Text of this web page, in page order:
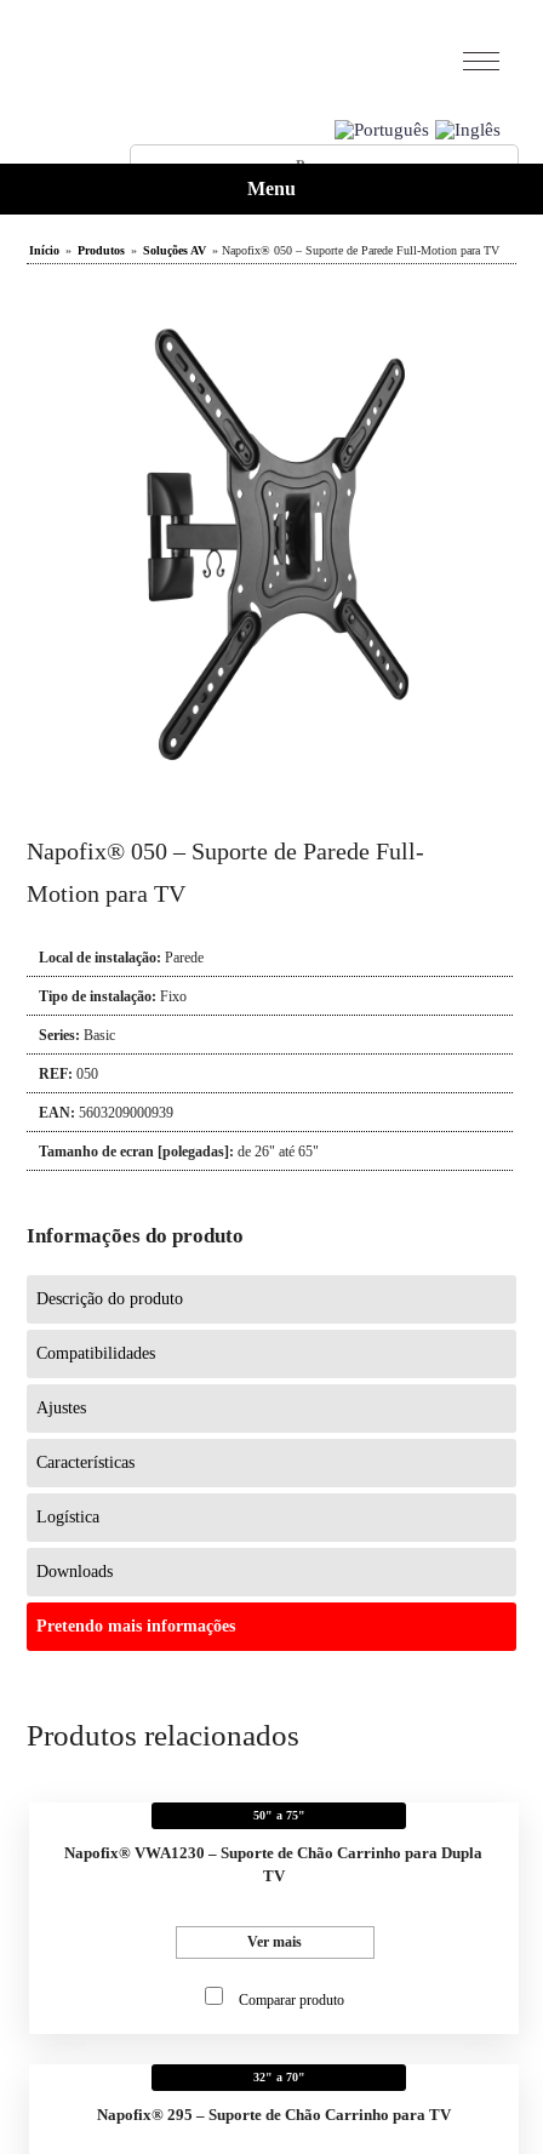
Menu
Início » Produtos » Soluções AV » Napofix® 050 – Suporte de Parede Full-Motion para TV
Napofix® 050 – Suporte de Parede Full-
Motion para TV
Local de instalação:Parede
Tipo de instalação:Fixo
Series:Basic
REF:050
EAN:5603209000939
Tamanho de ecran [polegadas]:de 26" até 65"
Informações do produto
Descrição do produto
Compatibilidades
Ajustes
Características
Logística
Downloads
Pretendo mais informações
Produtos relacionados
50" a 75"
Napofix® VWA1230 – Suporte de Chão Carrinho para Dupla
TV
Ver mais
Comparar produto
32" a 70"
Napofix® 295 – Suporte de Chão Carrinho para TV